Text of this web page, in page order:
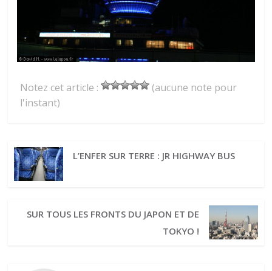
Notez cet article :
(aucune note pour
l'instant)
L’ENFER SUR TERRE : JR HIGHWAY BUS
SUR TOUS LES FRONTS DU JAPON ET DE
TOKYO !